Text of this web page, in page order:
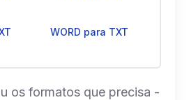
WORD para TXT
os formatos que precisa -